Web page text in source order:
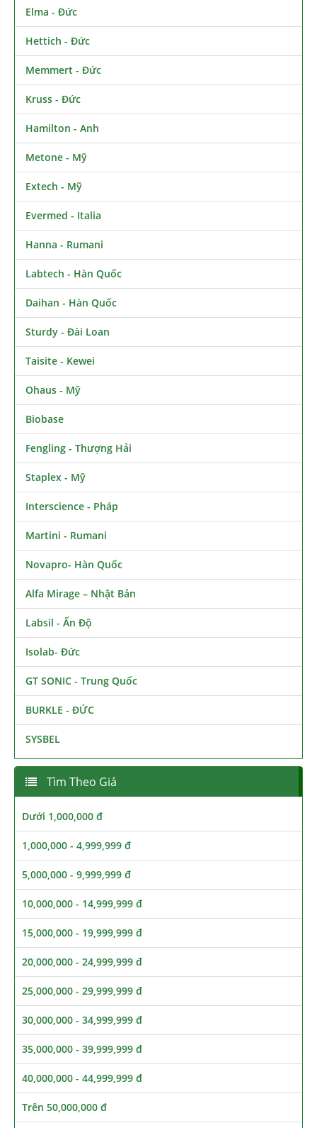
Elma - Đức
Hettich - Đức
Memmert - Đức
Kruss - Đức
Hamilton - Anh
Metone - Mỹ
Extech - Mỹ
Evermed - Italia
Hanna - Rumani
Labtech - Hàn Quốc
Daihan - Hàn Quốc
Sturdy - Đài Loan
Taisite - Kewei
Ohaus - Mỹ
Biobase
Fengling - Thượng Hải
Staplex - Mỹ
Interscience - Pháp
Martini - Rumani
Novapro- Hàn Quốc
Alfa Mirage – Nhật Bản
Labsil - Ấn Độ
Isolab- Đức
GT SONIC - Trung Quốc
BURKLE - ĐỨC
SYSBEL
Tìm Theo Giá
Dưới 1,000,000 đ
1,000,000 - 4,999,999 đ
5,000,000 - 9,999,999 đ
10,000,000 - 14,999,999 đ
15,000,000 - 19,999,999 đ
20,000,000 - 24,999,999 đ
25,000,000 - 29,999,999 đ
30,000,000 - 34,999,999 đ
35,000,000 - 39,999,999 đ
40,000,000 - 44,999,999 đ
Trên 50,000,000 đ